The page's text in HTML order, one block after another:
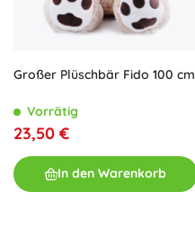
Großer Plüschbär Fido 100 cm
Vorrätig
23,50 €
In den Warenkorb